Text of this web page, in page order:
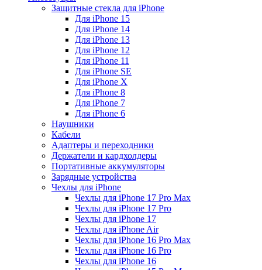
Защитные стекла для iPhone
Для iPhone 15
Для iPhone 14
Для iPhone 13
Для iPhone 12
Для iPhone 11
Для iPhone SE
Для iPhone X
Для iPhone 8
Для iPhone 7
Для iPhone 6
Наушники
Кабели
Адаптеры и переходники
Держатели и кардхолдеры
Портативные аккумуляторы
Зарядные устройства
Чехлы для iPhone
Чехлы для iPhone 17 Pro Max
Чехлы для iPhone 17 Pro
Чехлы для iPhone 17
Чехлы для iPhone Air
Чехлы для iPhone 16 Pro Max
Чехлы для iPhone 16 Pro
Чехлы для iPhone 16